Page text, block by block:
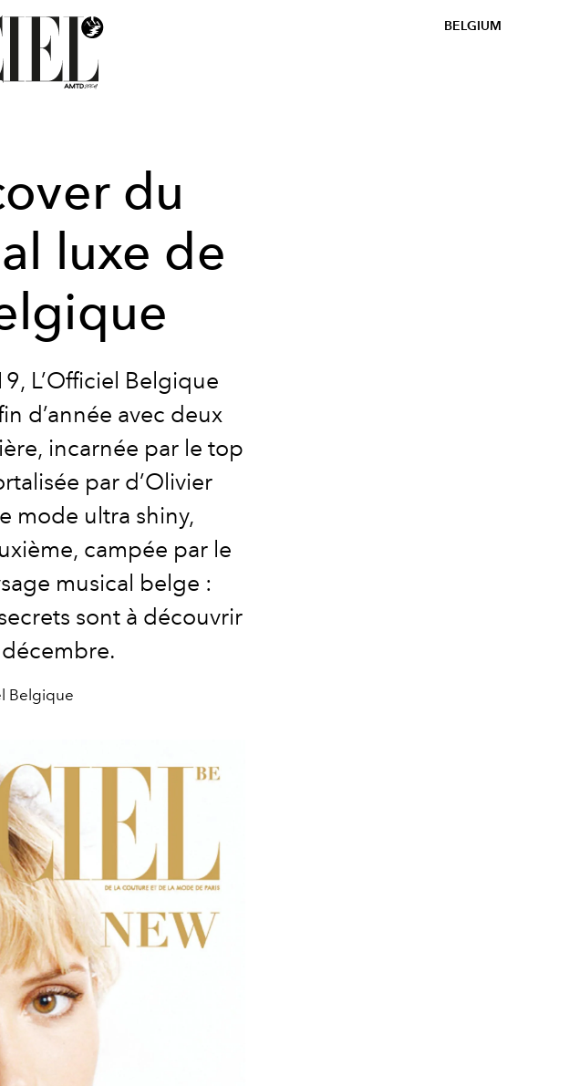
BELGIUM
du
luxe de
L’Officiel Belgique
d’année avec deux
incarnée par le top
par d’Olivier
mode ultra shiny,
campée par le
musical belge :
sont à découvrir
Belgique